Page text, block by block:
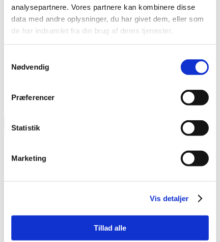
analysepartnere. Vores partnere kan kombinere disse
data med andre oplysninger, du har givet dem, eller som
de har indsamlet fra din brug af deres tjenester.
Nødvendig
Præferencer
Statistik
Marketing
Vis detaljer
Tillad alle